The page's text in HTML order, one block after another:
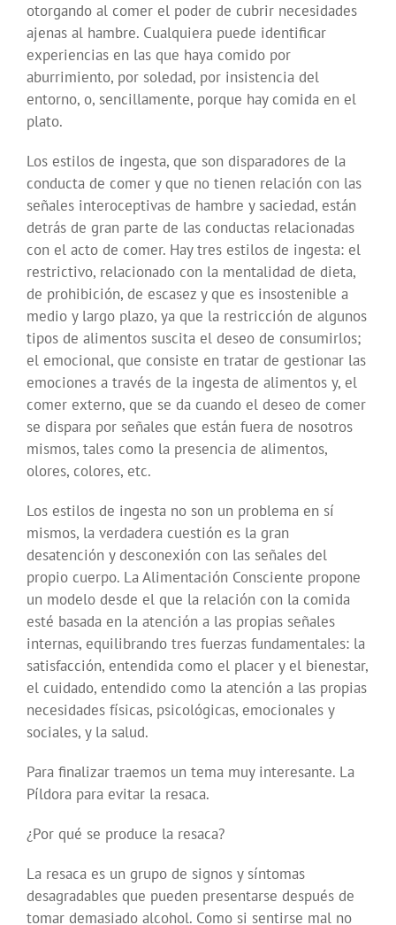
otorgando al comer el poder de cubrir necesidades
ajenas al hambre. Cualquiera puede identificar
experiencias en las que haya comido por
aburrimiento, por soledad, por insistencia del
entorno, o, sencillamente, porque hay comida en el
plato.
Los estilos de ingesta, que son disparadores de la
conducta de comer y que no tienen relación con las
señales interoceptivas de hambre y saciedad, están
detrás de gran parte de las conductas relacionadas
con el acto de comer. Hay tres estilos de ingesta: el
restrictivo, relacionado con la mentalidad de dieta,
de prohibición, de escasez y que es insostenible a
medio y largo plazo, ya que la restricción de algunos
tipos de alimentos suscita el deseo de consumirlos;
el emocional, que consiste en tratar de gestionar las
emociones a través de la ingesta de alimentos y, el
comer externo, que se da cuando el deseo de comer
se dispara por señales que están fuera de nosotros
mismos, tales como la presencia de alimentos,
olores, colores, etc.
Los estilos de ingesta no son un problema en sí
mismos, la verdadera cuestión es la gran
desatención y desconexión con las señales del
propio cuerpo. La Alimentación Consciente propone
un modelo desde el que la relación con la comida
esté basada en la atención a las propias señales
internas, equilibrando tres fuerzas fundamentales: la
satisfacción, entendida como el placer y el bienestar,
el cuidado, entendido como la atención a las propias
necesidades físicas, psicológicas, emocionales y
sociales, y la salud.
Para finalizar traemos un tema muy interesante. La
Píldora para evitar la resaca.
¿Por qué se produce la resaca?
La resaca es un grupo de signos y síntomas
desagradables que pueden presentarse después de
tomar demasiado alcohol. Como si sentirse mal no